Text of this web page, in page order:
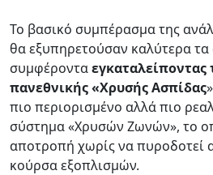
Το βασικό συμπέρασμα της
θα εξυπηρετούσαν καλύτερα τα
συμφέρονταεγκαταλείποντας
πανεθνικής «Χρυσής Ασπίδας
πιο περιορισμένο αλλά πιο
σύστημα «Χρυσών Ζωνών», το
αποτροπή χωρίς να πυροδοτεί
κούρσα εξοπλισμών.